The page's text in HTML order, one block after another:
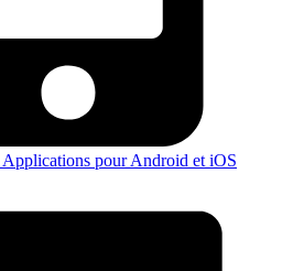
Applications pour Android et iOS